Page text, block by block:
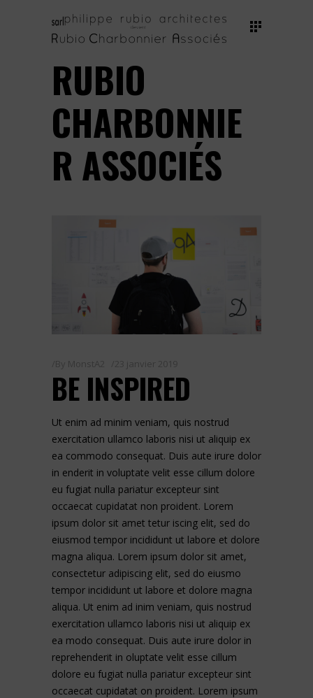
RUBIO
CHARBONNIE
R ASSOCIÉS
By MonstA2 23 janvier 2019
BE INSPIRED
Ut enim ad minim veniam, quis nostrud
exercitation ullamco laboris nisi ut aliquip ex
ea commodo consequat. Duis aute irure dolor
in enderit in voluptate velit esse cillum dolore
eu fugiat nulla pariatur excepteur sint
occaecat cupidatat non proident. Lorem
ipsum dolor sit amet tetur iscing elit, sed do
eiusmod tempor incididunt ut labore et dolore
magna aliqua. Lorem ipsum dolor sit amet,
consectetur adipiscing elit, sed do eiusmo
tempor incididunt ut labore et dolore magna
aliqua. Ut enim ad inim veniam, quis nostrud
exercitation ullamco laboris nisi ut aliquip ex
ea modo consequat. Duis aute irure dolor in
reprehenderit in oluptate velit esse cillum
dolore eu fugiat nulla pariatur excepteur sint
occaecat cupidatat on proident. Lorem ipsum